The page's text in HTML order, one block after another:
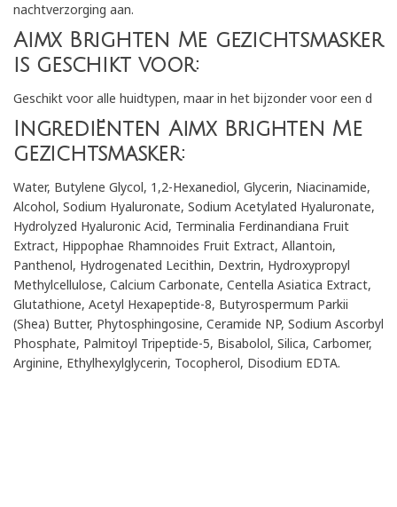
nachtverzorging aan.
Aimx Brighten Me gezichtsmasker
is geschikt voor:
Geschikt voor alle huidtypen, maar in het bijzonder voor een d
Ingrediënten Aimx Brighten Me
gezichtsmasker:
Water, Butylene Glycol, 1,2-Hexanediol, Glycerin, Niacinamide,
Alcohol, Sodium Hyaluronate, Sodium Acetylated Hyaluronate,
Hydrolyzed Hyaluronic Acid, Terminalia Ferdinandiana Fruit
Extract, Hippophae Rhamnoides Fruit Extract, Allantoin,
Panthenol, Hydrogenated Lecithin, Dextrin, Hydroxypropyl
Methylcellulose, Calcium Carbonate, Centella Asiatica Extract,
Glutathione, Acetyl Hexapeptide-8, Butyrospermum Parkii
(Shea) Butter, Phytosphingosine, Ceramide NP, Sodium Ascorbyl
Phosphate, Palmitoyl Tripeptide-5, Bisabolol, Silica, Carbomer,
Arginine, Ethylhexylglycerin, Tocopherol, Disodium EDTA.